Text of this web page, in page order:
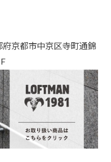
京都市中京区寺町通錦